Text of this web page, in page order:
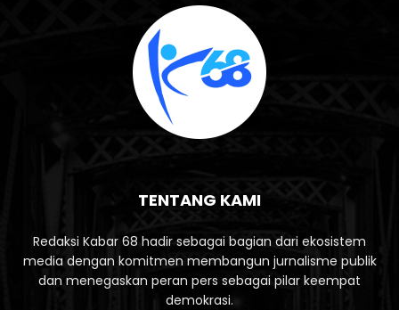
TENTANG KAMI
Redaksi Kabar 68 hadir sebagai bagian dari ekosistem
media dengan komitmen membangun jurnalisme publik
dan menegaskan peran pers sebagai pilar keempat
demokrasi.